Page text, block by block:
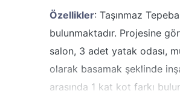
Özellikler: Taşınmaz
bulunmaktadır. Projesine
salon, 3 adet yatak odası,
olarak basamak şeklinde
arasında 1 kat kot farkı